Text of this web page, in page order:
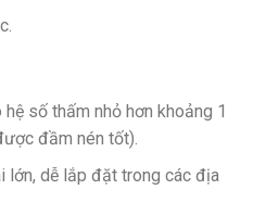
số thấm nhỏ hơn khoảng 1
đầm nén tốt).
lớn, dễ lắp đặt trong các địa